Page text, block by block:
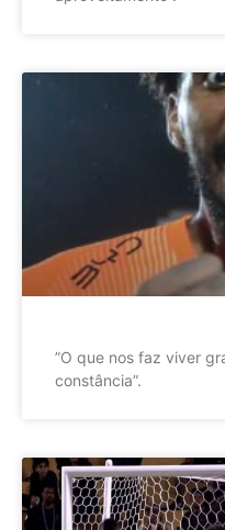
”O que nos faz viver
constância”.